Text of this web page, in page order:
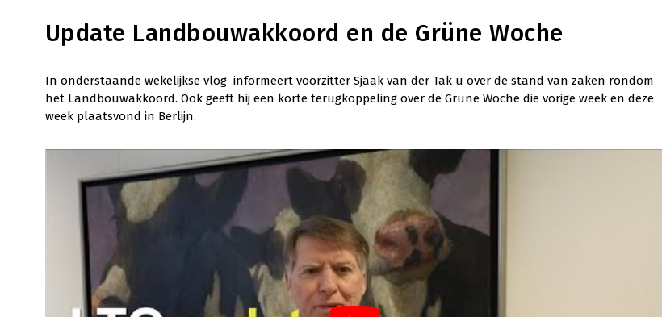
Update Landbouwakkoord en de Grüne Woche
In onderstaande wekelijkse vlog informeert voorzitter Sjaak van der Tak u over de stand van zaken rondom
het Landbouwakkoord. Ook geeft hij een korte terugkoppeling over de Grüne Woche die vorige week en deze
week plaatsvond in Berlijn.